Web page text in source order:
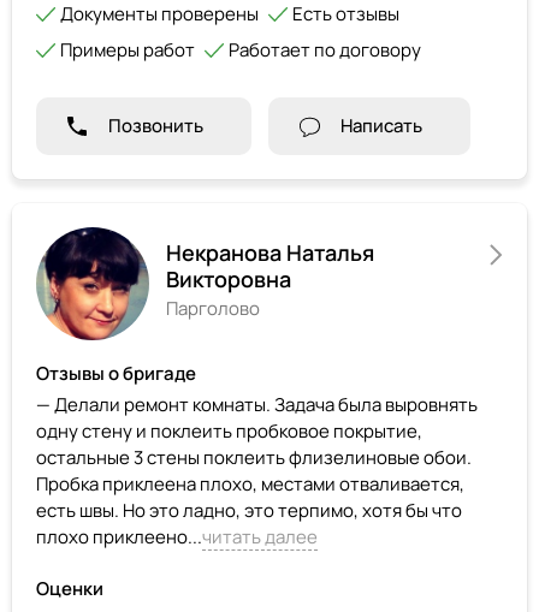
Документы проверены
Есть отзывы
Примеры работ
Работает по договору
Позвонить Написать
Некранова Наталья
Викторовна
Парголово
Отзывы о бригаде
— Делали ремонт комнаты. Задача была выровнять
одну стену и поклеить пробковое покрытие,
остальные 3 стены поклеить флизелиновые обои.
Пробка приклеена плохо, местами отваливается,
есть швы. Но это ладно, это терпимо, хотя бы что
плохо приклеено...читать далее
Оценки